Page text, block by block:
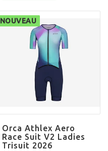
NOUVEAU
Orca Athlex Aero
Race Suit V2 Ladies
Trisuit 2026